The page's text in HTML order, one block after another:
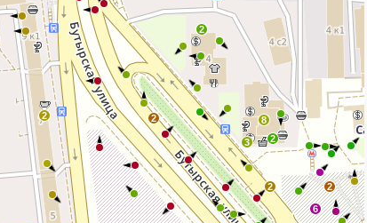
2
2
6
2
2
8
3
2
2